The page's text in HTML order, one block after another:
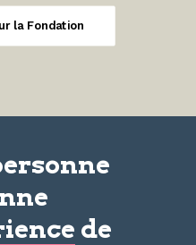
la Fondation
de